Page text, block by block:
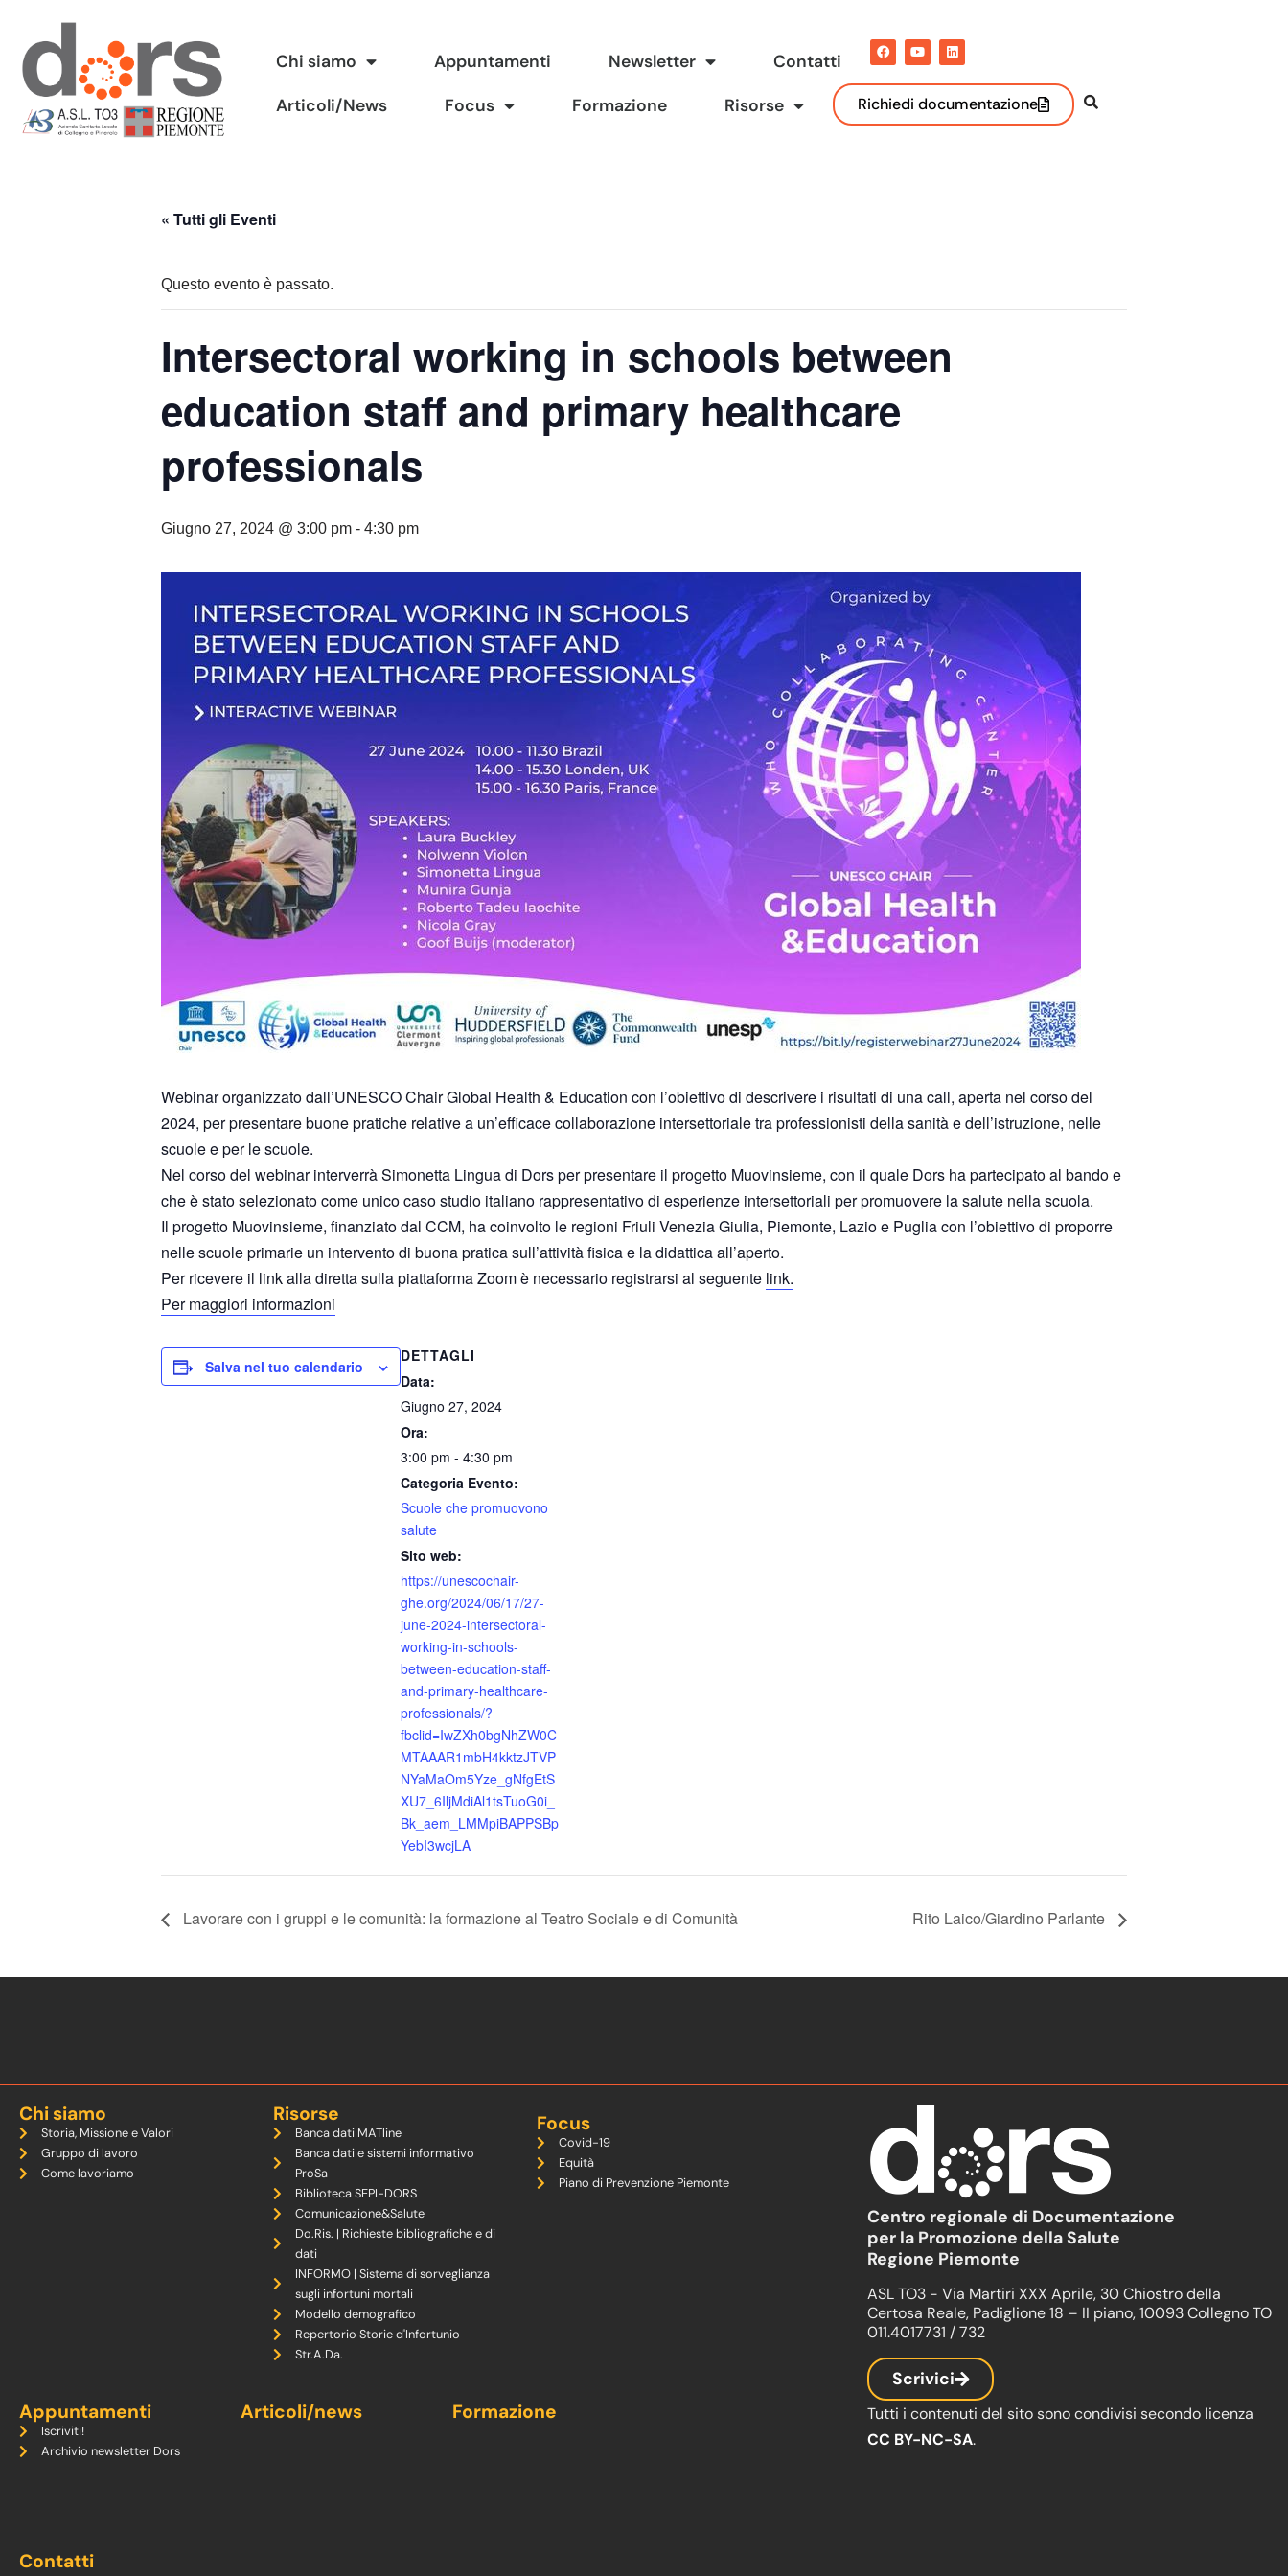
Vai
al
contenuto
Chi siamo Appuntamenti Newsletter Contatti
Articoli/News Focus Formazione Risorse Richiedi documentazione
« Tutti gli Eventi
Questo evento è passato.
Intersectoral working in schools between
education staff and primary healthcare
professionals
Giugno 27, 2024 @ 3:00 pm - 4:30 pm
Webinar organizzato dall’UNESCO Chair Global Health & Education con l’obiettivo di descrivere i risultati di una call, aperta nel corso del
2024, per presentare buone pratiche relative a un’efficace collaborazione intersettoriale tra professionisti della sanità e dell’istruzione, nelle
scuole e per le scuole.
Nel corso del webinar interverrà Simonetta Lingua di Dors per presentare il progetto Muovinsieme, con il quale Dors ha partecipato al bando e
che è stato selezionato come unico caso studio italiano rappresentativo di esperienze intersettoriali per promuovere la salute nella scuola.
Il progetto Muovinsieme, finanziato dal CCM, ha coinvolto le regioni Friuli Venezia Giulia, Piemonte, Lazio e Puglia con l’obiettivo di proporre
nelle scuole primarie un intervento di buona pratica sull’attività fisica e la didattica all’aperto.
Per ricevere il link alla diretta sulla piattaforma Zoom è necessario registrarsi al seguente link.
Per maggiori informazioni
Salva nel tuo calendario
DETTAGLI
Data:
Giugno 27, 2024
Ora:
3:00 pm - 4:30 pm
Categoria Evento:
Scuole che promuovono
salute
Sito web:
https://unescochair-
ghe.org/2024/06/17/27-
june-2024-intersectoral-
working-in-schools-
between-education-staff-
and-primary-healthcare-
professionals/?
fbclid=IwZXh0bgNhZW0C
MTAAAR1mbH4kktzJTVP
NYaMaOm5Yze_gNfgEtS
XU7_6IljMdiAl1tsTuoG0i_
Bk_aem_LMMpiBAPPSBp
YebI3wcjLA
Lavorare con i gruppi e le comunità: la formazione al Teatro Sociale e di Comunità Rito Laico/Giardino Parlante
Chi siamo
Storia, Missione e Valori
Gruppo di lavoro
Come lavoriamo
Risorse
Banca dati MATline
Banca dati e sistemi informativo
ProSa
Biblioteca SEPI-DORS
Comunicazione&Salute
Do.Ris. | Richieste bibliografiche e di
dati
INFORMO | Sistema di sorveglianza
sugli infortuni mortali
Modello demografico
Repertorio Storie d'Infortunio
Str.A.Da.
Focus
Covid-19
Equità
Piano di Prevenzione Piemonte
Appuntamenti
Iscriviti!
Archivio newsletter Dors
Articoli/news Formazione
Contatti
Centro regionale di Documentazione
per la Promozione della Salute
Regione Piemonte
ASL TO3 - Via Martiri XXX Aprile, 30 Chiostro della
Certosa Reale, Padiglione 18 – II piano, 10093 Collegno TO
011.4017731 / 732
Scrivici
Tutti i contenuti del sito sono condivisi secondo licenza
CC BY-NC-SA.